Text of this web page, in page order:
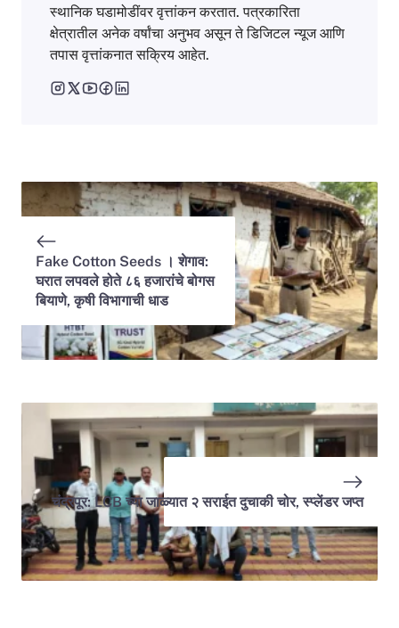
स्थानिक घडामोडींवर वृत्तांकन करतात. पत्रकारिता
क्षेत्रातील अनेक वर्षांचा अनुभव असून ते डिजिटल न्यूज आणि
तपास वृत्तांकनात सक्रिय आहेत.
Fake Cotton Seeds । शेगाव:
घरात लपवले होते ८६ हजारांचे बोगस
बियाणे, कृषी विभागाची धाड
चंद्रपूर: LCB च्या जाळ्यात २ सराईत दुचाकी चोर, स्प्लेंडर जप्त